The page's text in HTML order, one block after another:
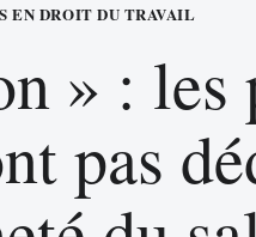
EN DROIT DU TRAVAIL
» : les
pas